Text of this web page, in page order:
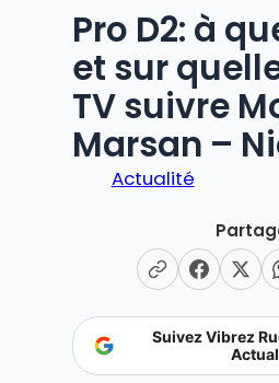
Pro D2: à
et sur
TV suivre
Marsan –
Actualité
Suivez Vibrez